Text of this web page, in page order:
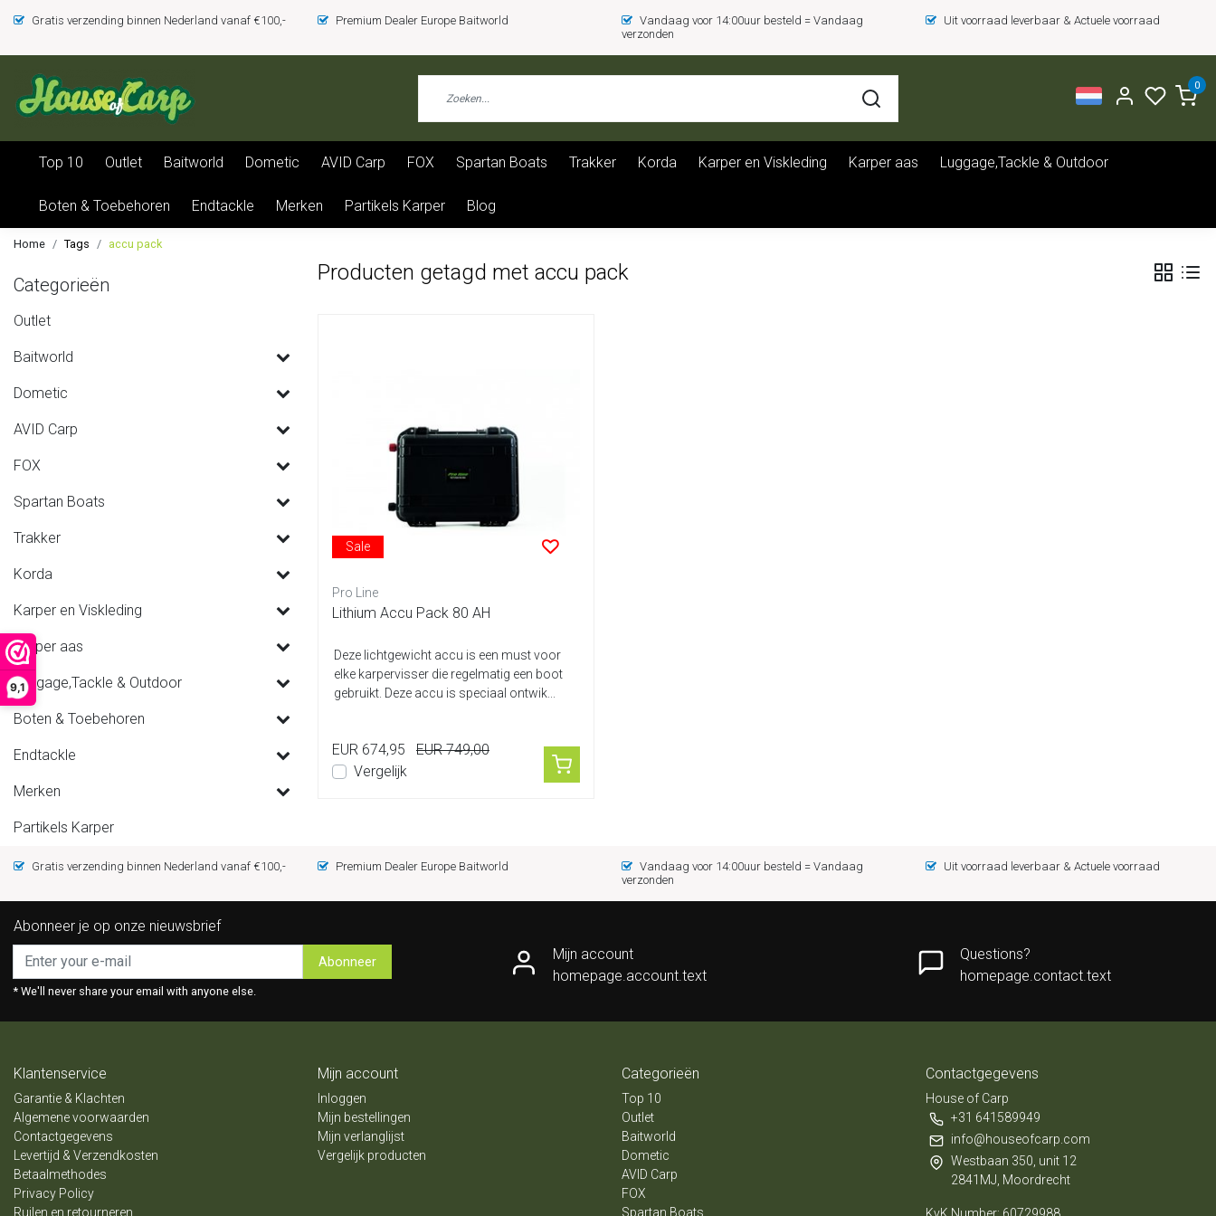
9,1
Gratis verzending binnen Nederland vanaf €100,- Premium Dealer Europe Baitworld
Vandaag voor 14:00uur besteld = Vandaag
verzonden
Uit voorraad leverbaar & Actuele voorraad
0
Top 10 Outlet Baitworld Dometic AVID Carp FOX Spartan Boats Trakker Korda Karper en Viskleding Karper aas Luggage,Tackle & Outdoor
Boten & Toebehoren Endtackle Merken Partikels Karper Blog
Home Tags accu pack
Categorieën
Outlet
Baitworld
Dometic
AVID Carp
FOX
Spartan Boats
Trakker
Korda
Karper en Viskleding
Karper aas
Luggage,Tackle & Outdoor
Boten & Toebehoren
Endtackle
Merken
Partikels Karper
Producten getagd met accu pack
Sale
Pro Line
Lithium Accu Pack 80 AH
Deze lichtgewicht accu is een must voor
elke karpervisser die regelmatig een boot
gebruikt. Deze accu is speciaal ontwik...
EUR 674,95
EUR 749,00
Vergelijk
Gratis verzending binnen Nederland vanaf €100,- Premium Dealer Europe Baitworld
Vandaag voor 14:00uur besteld = Vandaag
verzonden
Uit voorraad leverbaar & Actuele voorraad
Abonneer je op onze nieuwsbrief
Abonneer
* We'll never share your email with anyone else.
Mijn account
homepage.account.text
Questions?
homepage.contact.text
Klantenservice
Garantie & Klachten
Algemene voorwaarden
Contactgegevens
Levertijd & Verzendkosten
Betaalmethodes
Privacy Policy
Ruilen en retourneren
Mijn account
Inloggen
Mijn bestellingen
Mijn verlanglijst
Vergelijk producten
Categorieën
Top 10
Outlet
Baitworld
Dometic
AVID Carp
FOX
Spartan Boats
Contactgegevens
House of Carp
+31 641589949
info@houseofcarp.com
Westbaan 350, unit 12
2841MJ, Moordrecht